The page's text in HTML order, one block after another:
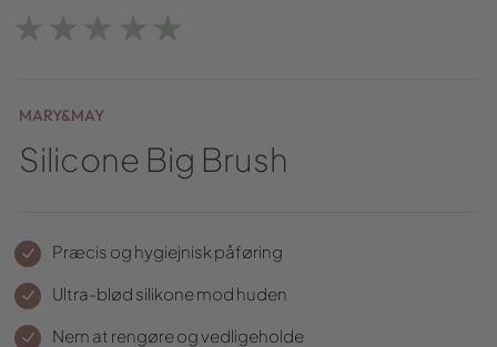
★★★★★
MARY&MAY
Silicone Big Brush
Præcis og hygiejnisk påføring
Ultra-blød silikone mod huden
Nem at rengøre og vedligeholde